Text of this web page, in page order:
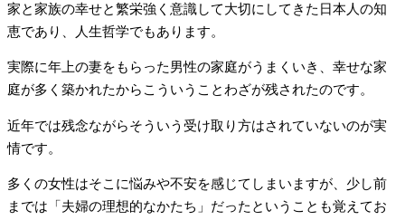
家と家族の幸せと繁栄強く意識して大切にしてきた日本人の知
恵であり、人生哲学でもあります。
実際に年上の妻をもらった男性の家庭がうまくいき、幸せな家
庭が多く築かれたからこういうことわざが残されたのです。
近年では残念ながらそういう受け取り方はされていないのが実
情です。
多くの女性はそこに悩みや不安を感じてしまいますが、少し前
までは「夫婦の理想的なかたち」だったということも覚えてお